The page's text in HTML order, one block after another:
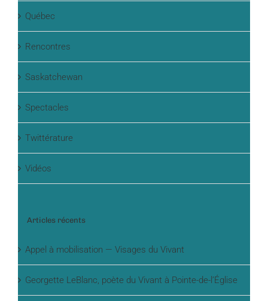
Québec
Rencontres
Saskatchewan
Spectacles
Twittérature
Vidéos
Articles récents
Appel à mobilisation — Visages du Vivant
Georgette LeBlanc, poète du Vivant à Pointe-de-l’Église